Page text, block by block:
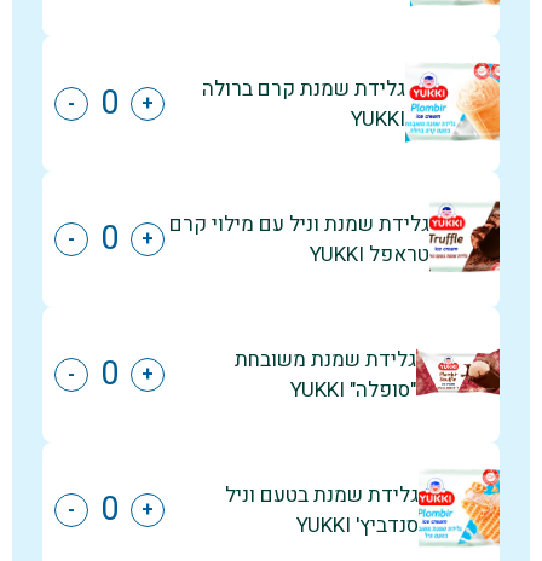
גלידת שמנת קרם ברולה
YUKKI
+
-
גלידת שמנת וניל עם מילוי קרם
טראפל YUKKI
+
-
גלידת שמנת משובחת
"סופלה" YUKKI
+
-
גלידת שמנת בטעם וניל
סנדביץ' YUKKI
+
-